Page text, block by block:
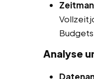
Analyse